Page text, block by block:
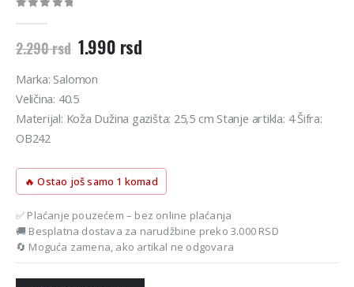
2.290rsd Originalna
cena
je
bila:
2.290 rsd.
1.990 rsdTrenutna
cena
Marka: Salomon
Veličina: 40.5
Materijal: Koža Dužina gazišta: 25,5 cm Stanje artikla: 4 Šifra:
OB242
🔥 Ostao još samo 1 komad
✅ Plaćanje pouzećem – bez online plaćanja
🚚 Besplatna dostava za narudžbine preko 3.000 RSD
🔄 Moguća zamena, ako artikal ne odgovara